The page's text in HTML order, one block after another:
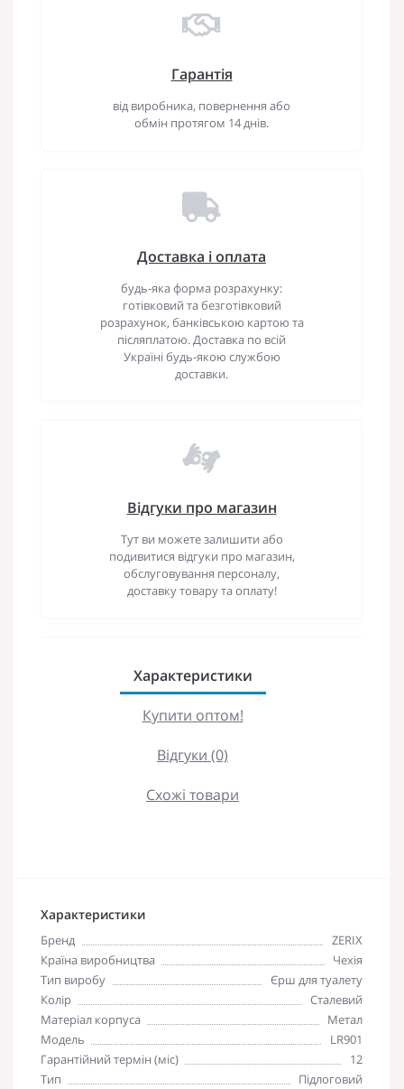
Гарантія
від виробника, повернення або
обмін протягом 14 днів.
Доставка і оплата
будь-яка форма розрахунку:
готівковий та безготівковий
розрахунок, банківською картою та
післяплатою. Доставка по всій
Україні будь-якою службою
доставки.
Відгуки про магазин
Тут ви можете залишити або
подивитися відгуки про магазин,
обслуговування персоналу,
доставку товару та оплату!
Характеристики
Купити оптом!
Відгуки (0)
Схожі товари
Характеристики
Бренд
ZERIX
Країна виробництва
Чехія
Тип виробу
Єрш для туалету
Колір
Сталевий
Матеріал корпуса
Метал
Модель
LR901
Гарантійний термін (міс)
12
Тип
Підлоговий